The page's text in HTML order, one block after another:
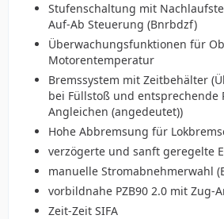
Stufenschaltung mit
Auf-Ab Steuerung (Bnrbdzf)
Überwachungsfunktionen für
Motorentemperatur
Bremssystem mit Zeitbehälter
bei Füllstoß und entsprechende
Angleichen (angedeutet))
Hohe Abbremsung für
verzögerte und sanft geregelte
manuelle Stromabnehmerwahl
vorbildnahe PZB90 2.0 mit Zug-
Zeit-Zeit SIFA